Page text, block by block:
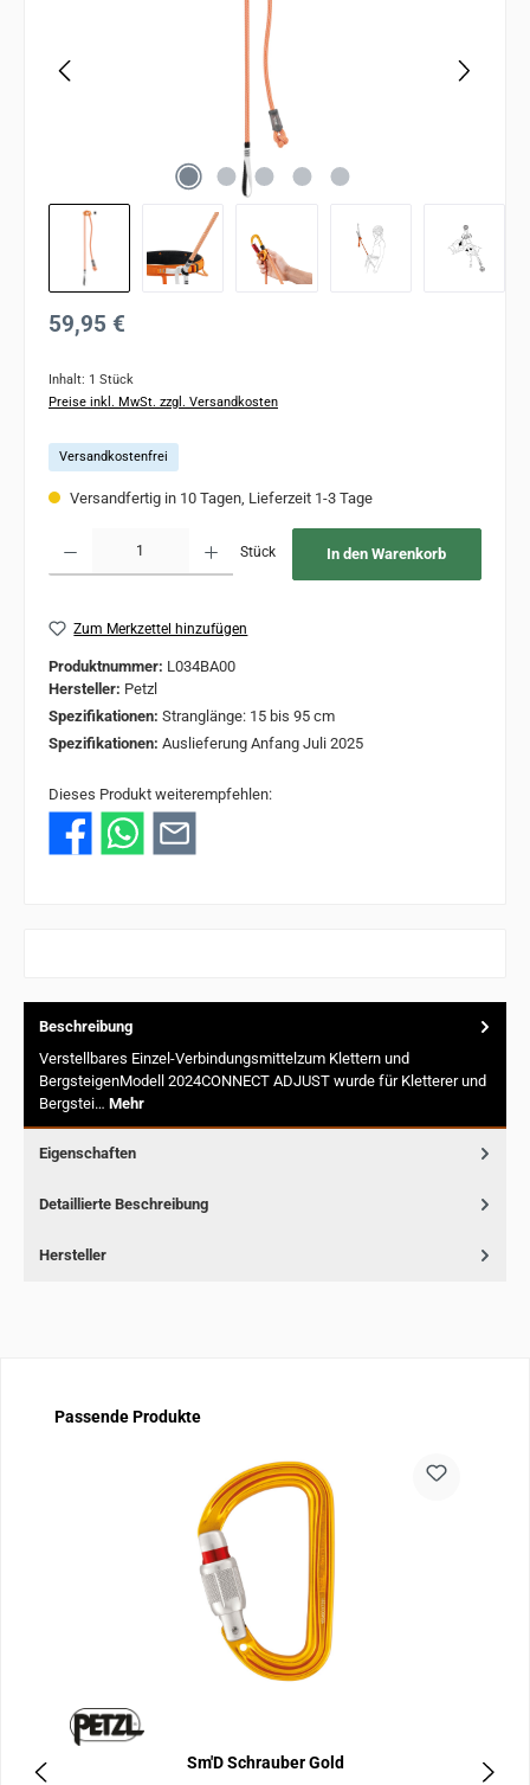
Regulärer Preis:
59,95 €
Inhalt: 1 Stück
Preise inkl. MwSt. zzgl. Versandkosten
Versandkostenfrei
Versandfertig in 10 Tagen, Lieferzeit 1-3 Tage
Stück In den Warenkorb
Zum Merkzettel hinzufügen
Produktnummer: L034BA00
Hersteller: Petzl
Spezifikationen: Stranglänge: 15 bis 95 cm
Spezifikationen: Auslieferung Anfang Juli 2025
Dieses Produkt weiterempfehlen:
Beschreibung
Verstellbares Einzel-Verbindungsmittelzum Klettern und
BergsteigenModell 2024CONNECT ADJUST wurde für Kletterer und
Bergstei… Mehr
Eigenschaften
Detaillierte Beschreibung
Hersteller
Produktgalerie überspringen
Passende Produkte
Sm'D Schrauber Gold